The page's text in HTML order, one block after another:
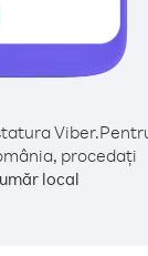
Viber.
procedați
local